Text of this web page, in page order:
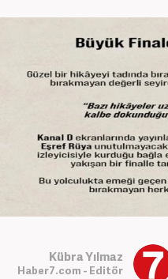
Kübra Yılmaz
Haber7.com - Editör